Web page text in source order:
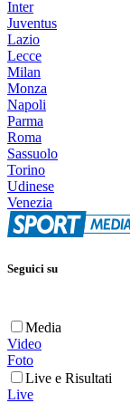
Inter
Juventus
Lazio
Lecce
Milan
Monza
Napoli
Parma
Roma
Sassuolo
Torino
Udinese
Venezia
Seguici su
Media
Video
Foto
Live e Risultati
Live